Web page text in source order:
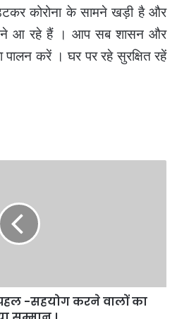
कोरोना के सामने खड़ी है और
आ रहे हैं । आप सब शासन और
पालन करें । घर पर रहे सुरक्षित रहें
-सहयोग करने वालों का